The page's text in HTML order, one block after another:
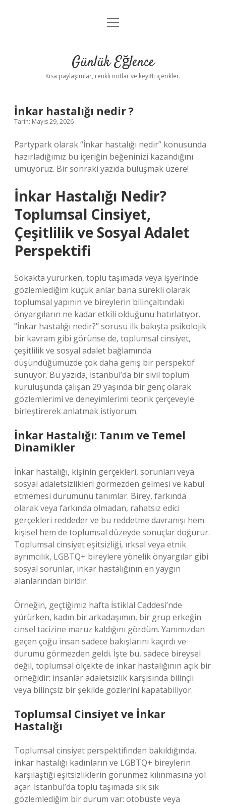
Anasayfa
Yasal Uyarı
menüyü
Günlük Eğlence
Kısa paylaşımlar, renkli notlar ve keyifli içerikler.
İnkar hastalığı nedir ?
Tarih: Mayıs 29, 2026
Partypark olarak “İnkar hastalığı nedir” konusunda
hazırladığımız bu içeriğin beğeninizi kazandığını
umuyoruz. Bir sonraki yazıda buluşmak üzere!
İnkar Hastalığı Nedir?
Toplumsal Cinsiyet,
Çeşitlilik ve Sosyal Adalet
Perspektifi
Sokakta yürürken, toplu taşımada veya işyerinde
gözlemlediğim küçük anlar bana sürekli olarak
toplumsal yapının ve bireylerin bilinçaltındaki
önyargıların ne kadar etkili olduğunu hatırlatıyor.
“İnkar hastalığı nedir?” sorusu ilk bakışta psikolojik
bir kavram gibi görünse de, toplumsal cinsiyet,
çeşitlilik ve sosyal adalet bağlamında
düşündüğümüzde çok daha geniş bir perspektif
sunuyor. Bu yazıda, İstanbul’da bir sivil toplum
kuruluşunda çalışan 29 yaşında bir genç olarak
gözlemlerimi ve deneyimlerimi teorik çerçeveyle
birleştirerek anlatmak istiyorum.
İnkar Hastalığı: Tanım ve Temel
Dinamikler
İnkar hastalığı, kişinin gerçekleri, sorunları veya
sosyal adaletsizlikleri görmezden gelmesi ve kabul
etmemesi durumunu tanımlar. Birey, farkında
olarak veya farkında olmadan, rahatsız edici
gerçekleri reddeder ve bu reddetme davranışı hem
kişisel hem de toplumsal düzeyde sonuçlar doğurur.
Toplumsal cinsiyet eşitsizliği, ırksal veya etnik
ayrımcılık, LGBTQ+ bireylere yönelik önyargılar gibi
sosyal sorunlar, inkar hastalığının en yaygın
alanlarından biridir.
Örneğin, geçtiğimiz hafta İstiklal Caddesi’nde
yürürken, kadın bir arkadaşımın, bir grup erkeğin
cinsel tacizine maruz kaldığını gördüm. Yanımızdan
geçen çoğu insan sadece bakışlarını kaçırdı ve
durumu görmezden geldi. İşte bu, sadece bireysel
değil, toplumsal ölçekte de inkar hastalığının açık bir
örneğidir: insanlar adaletsizlik karşısında bilinçli
veya bilinçsiz bir şekilde gözlerini kapatabiliyor.
Toplumsal Cinsiyet ve İnkar
Hastalığı
Toplumsal cinsiyet perspektifinden bakıldığında,
inkar hastalığı kadınların ve LGBTQ+ bireylerin
karşılaştığı eşitsizliklerin görünmez kılınmasına yol
açar. İstanbul’da toplu taşımada sık sık
gözlemlediğim bir durum var: otobüste veya